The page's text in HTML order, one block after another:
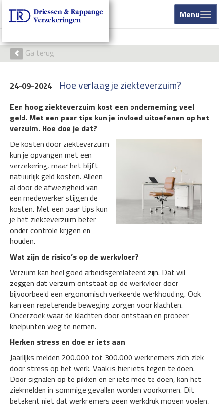
Menu
Ga terug
24-09-2024 Hoe verlaag je ziekteverzuim?
Een hoog ziekteverzuim kost een onderneming veel
geld. Met een paar tips kun je invloed uitoefenen op het
verzuim. Hoe doe je dat?
De kosten door ziekteverzuim
kun je opvangen met een
verzekering, maar het blijft
natuurlijk geld kosten. Alleen
al door de afwezigheid van
een medewerker stijgen de
kosten. Met een paar tips kun
je het ziekteverzuim beter
onder controle krijgen en
houden.
Wat zijn de risico’s op de werkvloer?
Verzuim kan heel goed arbeidsgerelateerd zijn. Dat wil
zeggen dat verzuim ontstaat op de werkvloer door
bijvoorbeeld een ergonomisch verkeerde werkhouding. Ook
kan een repeterende beweging zorgen voor klachten.
Onderzoek waar de klachten door ontstaan en probeer
knelpunten weg te nemen.
Herken stress en doe er iets aan
Jaarlijks melden 200.000 tot 300.000 werknemers zich ziek
door stress op het werk. Vaak is hier iets tegen te doen.
Door signalen op te pikken en er iets mee te doen, kan het
ziekmelden in sommige gevallen worden voorkomen. Dit
betekent niet dat werknemers geen werkdruk mogen voelen,